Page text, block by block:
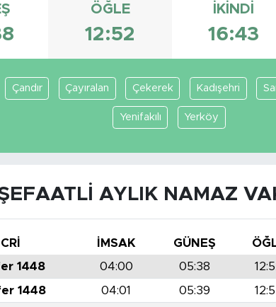
ÖĞLE
12:52
İKINDI
16:43
Çandır Çayıralan Çekerek Kadışehri
Yenifakılı Yerköy
AYLIK NAMAZ
İMSAK GÜNEŞ
1448 04:00 05:38
1448 04:01 05:39